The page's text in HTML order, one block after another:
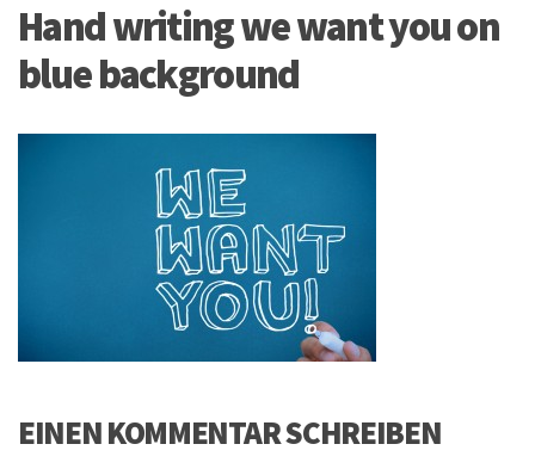
Hand writing we want you on
blue background
EINEN KOMMENTAR SCHREIBEN